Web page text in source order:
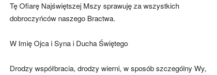
Tę Ofiarę Najświętszej Mszy sprawuję za wszystkich
dobroczyńców naszego Bractwa.
W Imię Ojca i Syna i Ducha Świętego
Drodzy współbracia, drodzy wierni, w sposób szczególny Wy,